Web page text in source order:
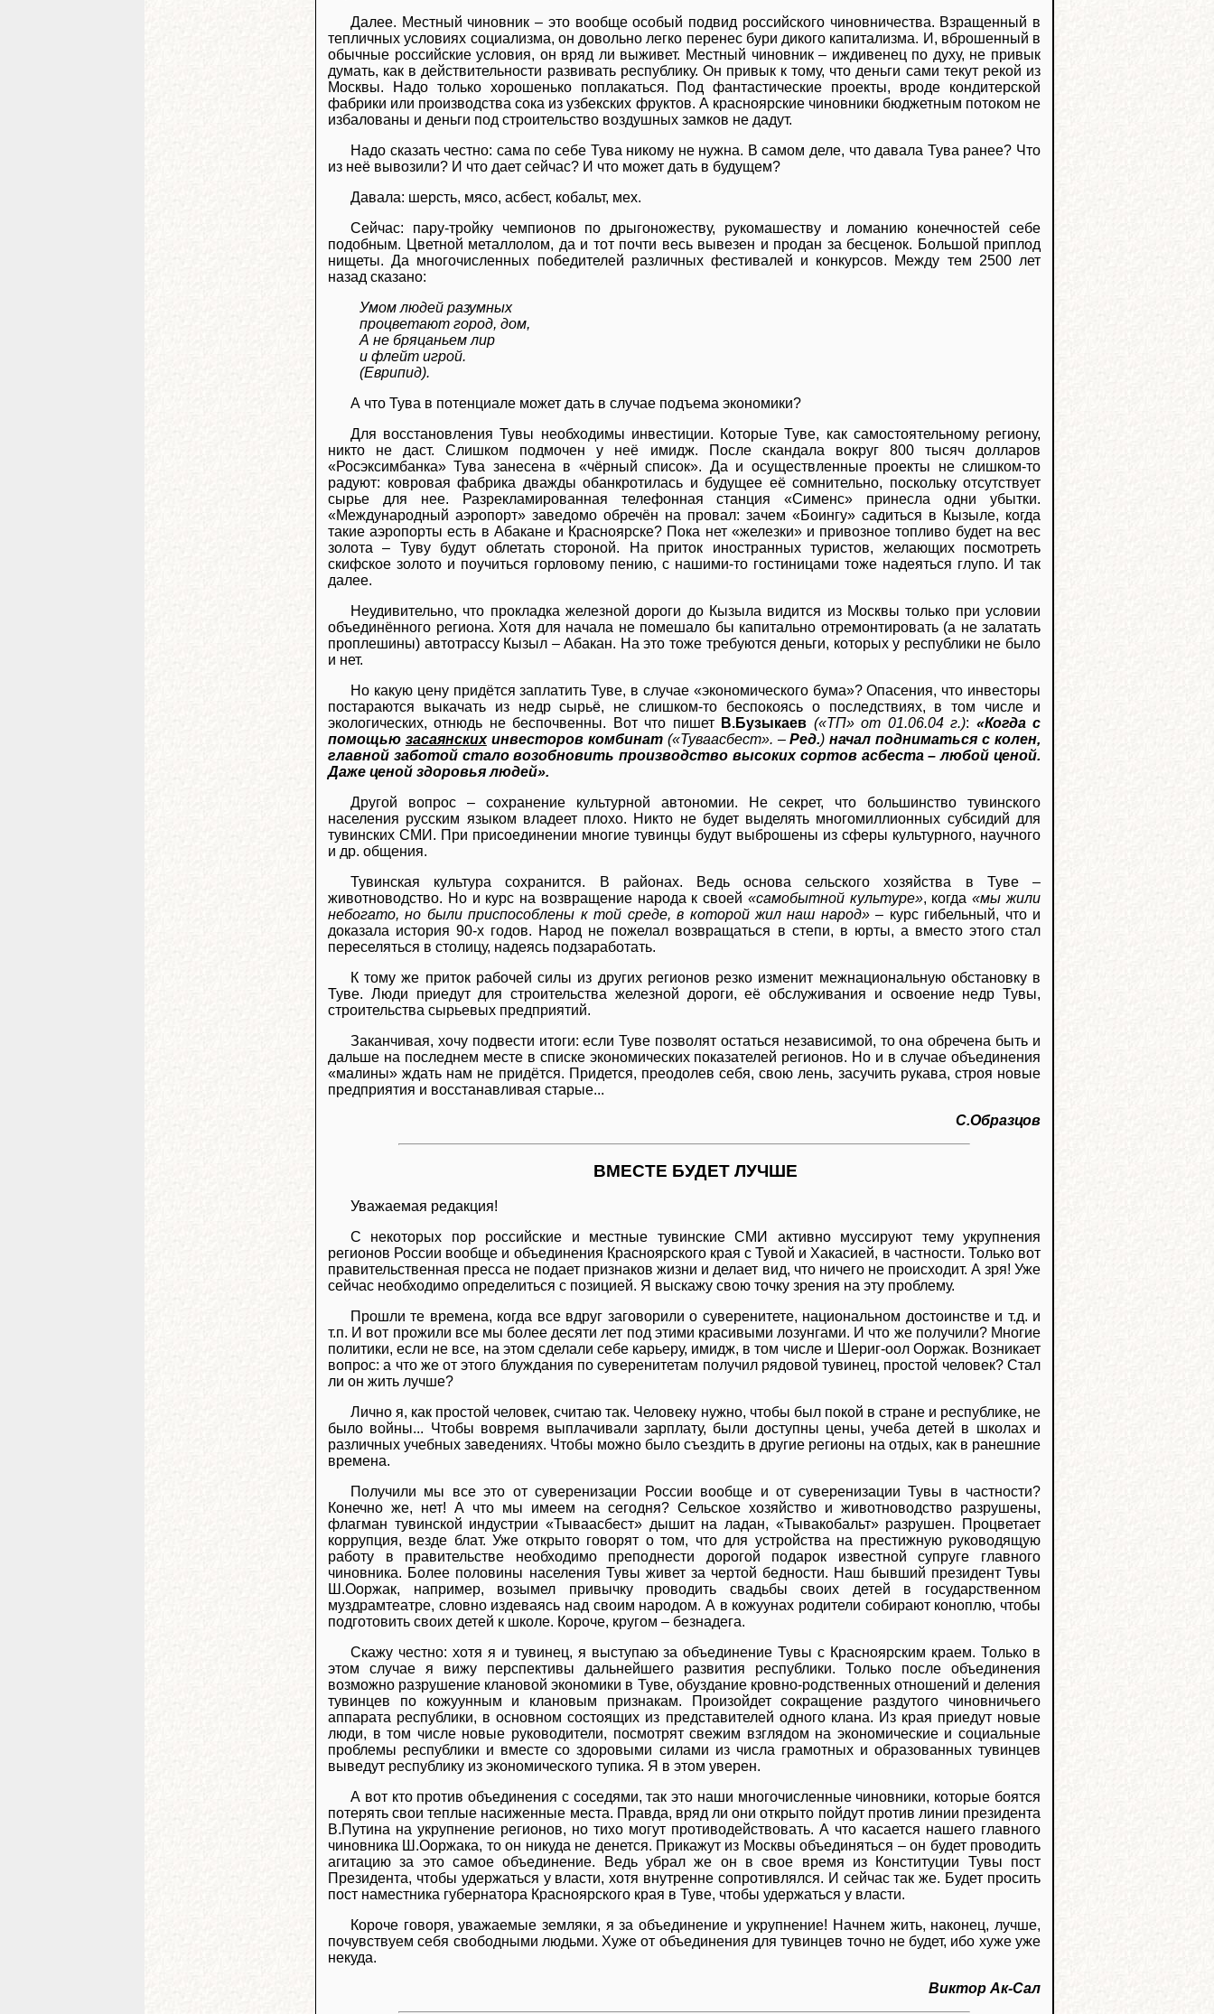
Далее. Местный чиновник – это вообще особый подвид российского чиновничества. Взращенный в
тепличных условиях социализма, он довольно легко перенес бури дикого капитализма. И, вброшенный в
обычные российские условия, он вряд ли выживет. Местный чиновник – иждивенец по духу, не привык
думать, как в действительности развивать республику. Он привык к тому, что деньги сами текут рекой из
Москвы. Надо только хорошенько поплакаться. Под фантастические проекты, вроде кондитерской
фабрики или производства сока из узбекских фруктов. А красноярские чиновники бюджетным потоком не
избалованы и деньги под строительство воздушных замков не дадут.
Надо сказать честно: сама по себе Тува никому не нужна. В самом деле, что давала Тува ранее? Что
из неё вывозили? И что дает сейчас? И что может дать в будущем?
Давала: шерсть, мясо, асбест, кобальт, мех.
Сейчас: пару-тройку чемпионов по дрыгоножеству, рукомашеству и ломанию конечностей себе
подобным. Цветной металлолом, да и тот почти весь вывезен и продан за бесценок. Большой приплод
нищеты. Да многочисленных победителей различных фестивалей и конкурсов. Между тем 2500 лет
назад сказано:
Умом людей разумных
процветают город, дом,
А не бряцаньем лир
и флейт игрой.
(Еврипид).
А что Тува в потенциале может дать в случае подъема экономики?
Для восстановления Тувы необходимы инвестиции. Которые Туве, как самостоятельному региону,
никто не даст. Слишком подмочен у неё имидж. После скандала вокруг 800 тысяч долларов
«Росэксимбанка» Тува занесена в «чёрный список». Да и осуществленные проекты не слишком-то
радуют: ковровая фабрика дважды обанкротилась и будущее её сомнительно, поскольку отсутствует
сырье для нее. Разрекламированная телефонная станция «Сименс» принесла одни убытки.
«Международный аэропорт» заведомо обречён на провал: зачем «Боингу» садиться в Кызыле, когда
такие аэропорты есть в Абакане и Красноярске? Пока нет «железки» и привозное топливо будет на вес
золота – Туву будут облетать стороной. На приток иностранных туристов, желающих посмотреть
скифское золото и поучиться горловому пению, с нашими-то гостиницами тоже надеяться глупо. И так
далее.
Неудивительно, что прокладка железной дороги до Кызыла видится из Москвы только при условии
объединённого региона. Хотя для начала не помешало бы капитально отремонтировать (а не залатать
проплешины) автотрассу Кызыл – Абакан. На это тоже требуются деньги, которых у республики не было
и нет.
Но какую цену придётся заплатить Туве, в случае «экономического бума»? Опасения, что инвесторы
постараются выкачать из недр сырьё, не слишком-то беспокоясь о последствиях, в том числе и
экологических, отнюдь не беспочвенны. Вот что пишет В.Бузыкаев («ТП» от 01.06.04 г.): «Когда с
помощью засаянскихинвесторов комбинат («Туваасбест». –Ред.) начал подниматься с колен,
главной заботой стало возобновить производство высоких сортов асбеста – любой ценой.
Даже ценой здоровья людей».
Другой вопрос – сохранение культурной автономии. Не секрет, что большинство тувинского
населения русским языком владеет плохо. Никто не будет выделять многомиллионных субсидий для
тувинских СМИ. При присоединении многие тувинцы будут выброшены из сферы культурного, научного
и др. общения.
Тувинская культура сохранится. В районах. Ведь основа сельского хозяйства в Туве –
животноводство. Но и курс на возвращение народа к своей «самобытной культуре», когда«мы жили
небогато, но были приспособлены к той среде, в которой жил наш народ»– курс гибельный, что и
доказала история 90-х годов. Народ не пожелал возвращаться в степи, в юрты, а вместо этого стал
переселяться в столицу, надеясь подзаработать.
К тому же приток рабочей силы из других регионов резко изменит межнациональную обстановку в
Туве. Люди приедут для строительства железной дороги, её обслуживания и освоение недр Тувы,
строительства сырьевых предприятий.
Заканчивая, хочу подвести итоги: если Туве позволят остаться независимой, то она обречена быть и
дальше на последнем месте в списке экономических показателей регионов. Но и в случае объединения
«малины» ждать нам не придётся. Придется, преодолев себя, свою лень, засучить рукава, строя новые
предприятия и восстанавливая старые...
С.Образцов
ВМЕСТЕ БУДЕТ ЛУЧШЕ
Уважаемая редакция!
С некоторых пор российские и местные тувинские СМИ активно муссируют тему укрупнения
регионов России вообще и объединения Красноярского края с Тувой и Хакасией, в частности. Только вот
правительственная пресса не подает признаков жизни и делает вид, что ничего не происходит. А зря! Уже
сейчас необходимо определиться с позицией. Я выскажу свою точку зрения на эту проблему.
Прошли те времена, когда все вдруг заговорили о суверенитете, национальном достоинстве и т.д. и
т.п. И вот прожили все мы более десяти лет под этими красивыми лозунгами. И что же получили? Многие
политики, если не все, на этом сделали себе карьеру, имидж, в том числе и Шериг-оол Ооржак. Возникает
вопрос: а что же от этого блуждания по суверенитетам получил рядовой тувинец, простой человек? Стал
ли он жить лучше?
Лично я, как простой человек, считаю так. Человеку нужно, чтобы был покой в стране и республике, не
было войны... Чтобы вовремя выплачивали зарплату, были доступны цены, учеба детей в школах и
различных учебных заведениях. Чтобы можно было съездить в другие регионы на отдых, как в ранешние
времена.
Получили мы все это от суверенизации России вообще и от суверенизации Тувы в частности?
Конечно же, нет! А что мы имеем на сегодня? Сельское хозяйство и животноводство разрушены,
флагман тувинской индустрии «Тываасбест» дышит на ладан, «Тывакобальт» разрушен. Процветает
коррупция, везде блат. Уже открыто говорят о том, что для устройства на престижную руководящую
работу в правительстве необходимо преподнести дорогой подарок известной супруге главного
чиновника. Более половины населения Тувы живет за чертой бедности. Наш бывший президент Тувы
Ш.Ооржак, например, возымел привычку проводить свадьбы своих детей в государственном
муздрамтеатре, словно издеваясь над своим народом. А в кожуунах родители собирают коноплю, чтобы
подготовить своих детей к школе. Короче, кругом – безнадега.
Скажу честно: хотя я и тувинец, я выступаю за объединение Тувы с Красноярским краем. Только в
этом случае я вижу перспективы дальнейшего развития республики. Только после объединения
возможно разрушение клановой экономики в Туве, обуздание кровно-родственных отношений и деления
тувинцев по кожуунным и клановым признакам. Произойдет сокращение раздутого чиновничьего
аппарата республики, в основном состоящих из представителей одного клана. Из края приедут новые
люди, в том числе новые руководители, посмотрят свежим взглядом на экономические и социальные
проблемы республики и вместе со здоровыми силами из числа грамотных и образованных тувинцев
выведут республику из экономического тупика. Я в этом уверен.
А вот кто против объединения с соседями, так это наши многочисленные чиновники, которые боятся
потерять свои теплые насиженные места. Правда, вряд ли они открыто пойдут против линии президента
В.Путина на укрупнение регионов, но тихо могут противодействовать. А что касается нашего главного
чиновника Ш.Ооржака, то он никуда не денется. Прикажут из Москвы объединяться – он будет проводить
агитацию за это самое объединение. Ведь убрал же он в свое время из Конституции Тувы пост
Президента, чтобы удержаться у власти, хотя внутренне сопротивлялся. И сейчас так же. Будет просить
пост наместника губернатора Красноярского края в Туве, чтобы удержаться у власти.
Короче говоря, уважаемые земляки, я за объединение и укрупнение! Начнем жить, наконец, лучше,
почувствуем себя свободными людьми. Хуже от объединения для тувинцев точно не будет, ибо хуже уже
некуда.
Виктор Ак-Сал